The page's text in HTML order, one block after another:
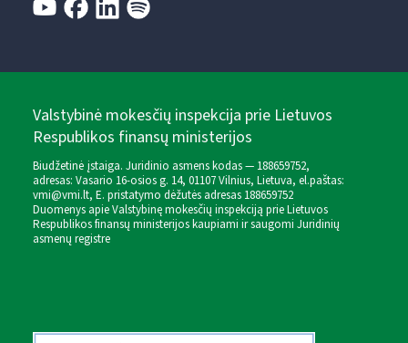
Valstybinė mokesčių inspekcija prie Lietuvos
Respublikos finansų ministerijos
Biudžetinė įstaiga. Juridinio asmens kodas — 188659752,
adresas: Vasario 16-osios g. 14, 01107 Vilnius, Lietuva, el.paštas:
vmi@vmi.lt, E. pristatymo dėžutės adresas 188659752
Duomenys apie Valstybinę mokesčių inspekciją prie Lietuvos
Respublikos finansų ministerijos kaupiami ir saugomi Juridinių
asmenų registre